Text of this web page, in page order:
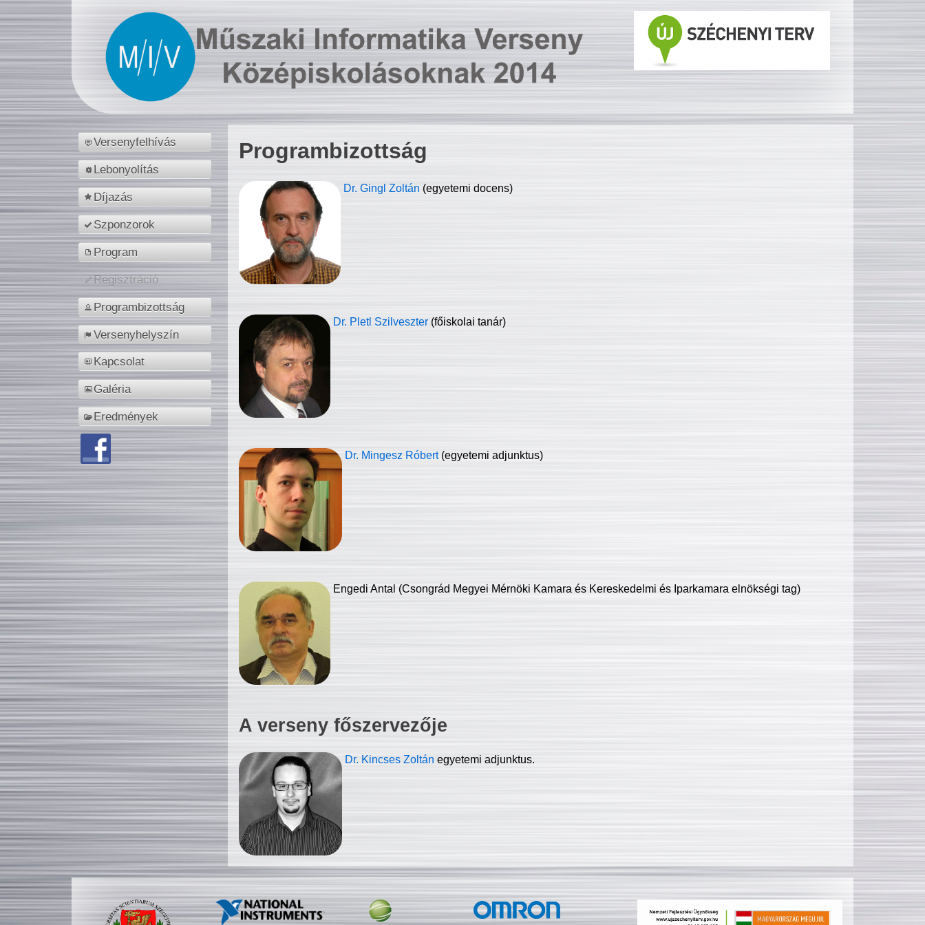
Versenyfelhívás
Lebonyolítás
Díjazás
Szponzorok
Program
Regisztráció
Programbizottság
Versenyhelyszín
Kapcsolat
Galéria
Eredmények
Programbizottság
Dr. Gingl Zoltán (egyetemi docens)
Dr. Pletl Szilveszter (főiskolai tanár)
Dr. Mingesz Róbert (egyetemi adjunktus)
Engedi Antal (Csongrád Megyei Mérnöki Kamara és Kereskedelmi és Iparkamara elnökségi tag)
A verseny főszervezője
Dr. Kincses Zoltán egyetemi adjunktus.